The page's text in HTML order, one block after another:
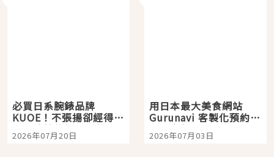
必買日系腕錶品牌
KUOE！不張揚卻經得起
時間洗鍊的經典之作五
選
2026年07月20日
用日本最大美食網站
Gurunavi 客製化預約九
大都市餐廳，打造專屬
美食體驗！
2026年07月03日